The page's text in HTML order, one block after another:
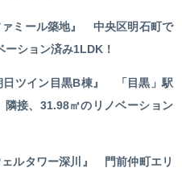
ミール築地』 中央区明石町で
ション済み1LDK！
ツイン目黒B棟』 「目黒」駅
接、31.98㎡のリノベーション
ルタワー深川』 門前仲町エリ